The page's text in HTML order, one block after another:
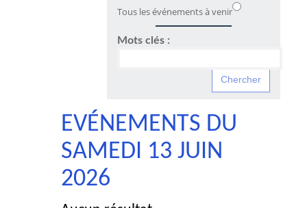
Tous les événements à venir
Mots clés :
EVÉNEMENTS DU
SAMEDI 13 JUIN
2026